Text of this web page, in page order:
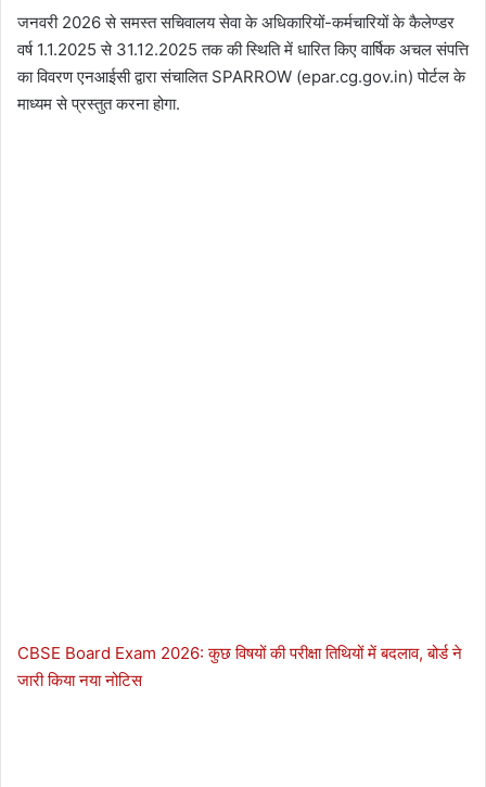
जनवरी 2026 से समस्त सचिवालय सेवा के अधिकारियों-कर्मचारियों के कैलेण्डर
वर्ष 1.1.2025 से 31.12.2025 तक की स्थिति में धारित किए वार्षिक अचल संपत्ति
का विवरण एनआईसी द्वारा संचालित SPARROW (epar.cg.gov.in) पोर्टल के
माध्यम से प्रस्तुत करना होगा.
CBSE Board Exam 2026: कुछ विषयों की परीक्षा तिथियों में बदलाव, बोर्ड ने
जारी किया नया नोटिस